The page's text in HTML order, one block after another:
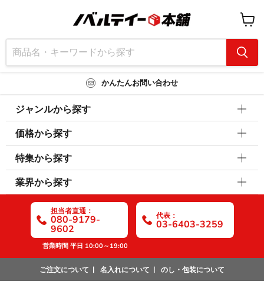
カ
ー
ト
を
見
かんたんお問い合わせ
ジャンルから探す
価格から探す
特集から探す
業界から探す
担当者直通：
080-9179-
9602
代表：
03-6403-3259
営業時間 平日 10:00～19:00
ご注文について 名入れについて のし・包装について